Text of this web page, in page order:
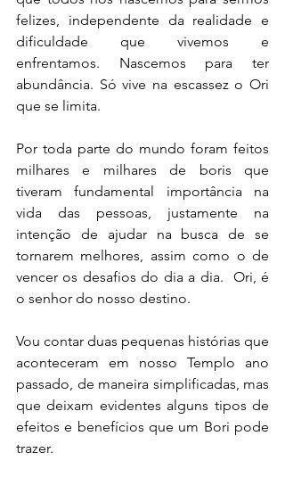
felizes, independente da realidade e
dificuldade que vivemos e
enfrentamos. Nascemos para ter
abundância. Só vive na escassez o Ori
que se limita.
Por toda parte do mundo foram feitos
milhares e milhares de boris que
tiveram fundamental importância na
vida das pessoas, justamente na
intenção de ajudar na busca de se
tornarem melhores, assim como o de
vencer os desafios do dia a dia.  Ori, é
o senhor do nosso destino.
Vou contar duas pequenas histórias que
aconteceram em nosso Templo ano
passado, de maneira simplificadas, mas
que deixam evidentes alguns tipos de
efeitos e benefícios que um Bori pode
trazer.